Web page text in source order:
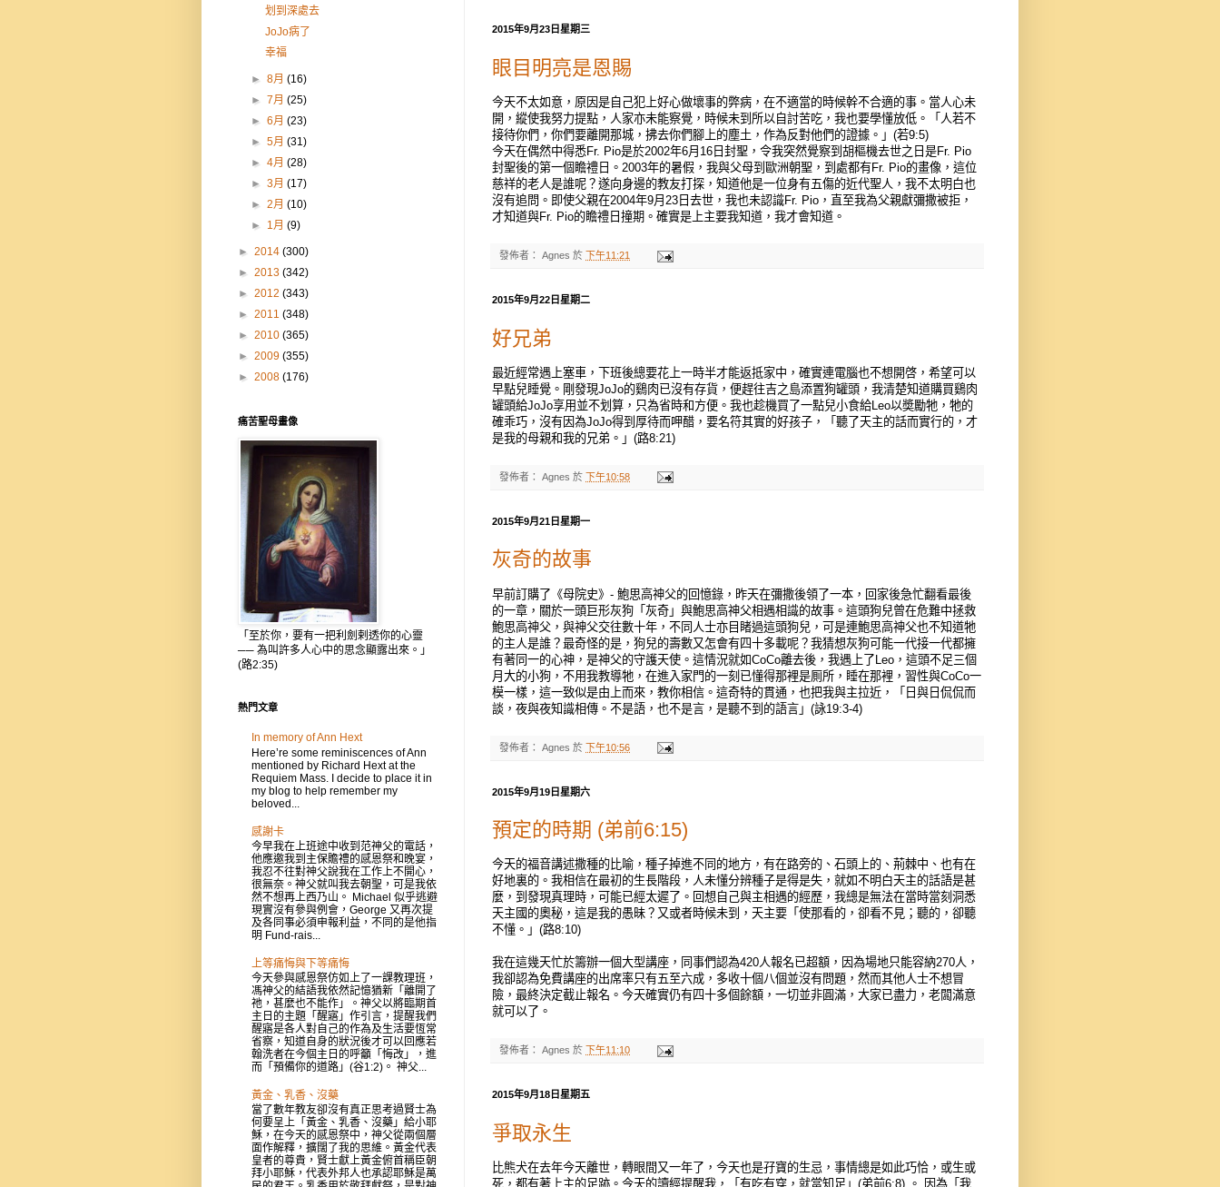
2015年9月23日星期三
眼目明亮是恩賜
今天不太如意，原因是自己犯上好心做壞事的弊病，在不適當的時候幹不合適的事。當人心未
開，縱使我努力提點，人家亦未能察覺，時候未到所以自討苦吃，我也要學懂放低。「人若不
接待你們，你們要離開那城，拂去你們腳上的塵土，作為反對他們的證據。」(若9:5)
今天在偶然中得悉Fr. Pio是於2002年6月16日封聖，令我突然覺察到胡樞機去世之日是Fr. Pio
封聖後的第一個瞻禮日。2003年的暑假，我與父母到歐洲朝聖，到處都有Fr. Pio的畫像，這位
慈祥的老人是誰呢？遂向身邊的教友打探，知道他是一位身有五傷的近代聖人，我不太明白也
沒有追問。即使父親在2004年9月23日去世，我也未認識Fr. Pio，直至我為父親獻彌撒被拒，
才知道與Fr. Pio的瞻禮日撞期。確實是上主要我知道，我才會知道。
發佈者： Agnes 於 下午11:21
2015年9月22日星期二
好兄弟
最近經常遇上塞車，下班後總要花上一時半才能返抵家中，確實連電腦也不想開啓，希望可以
早點兒睡覺。剛發現JoJo的鷄肉已沒有存貨，便趕往吉之島添置狗罐頭，我清楚知道購買鷄肉
罐頭給JoJo享用並不划算，只為省時和方便。我也趁機買了一點兒小食給Leo以奬勵牠，牠的
確乖巧，沒有因為JoJo得到厚待而呷醋，要名符其實的好孩子，「聽了天主的話而實行的，才
是我的母親和我的兄弟。」(路8:21)
發佈者： Agnes 於 下午10:58
2015年9月21日星期一
灰奇的故事
早前訂購了《母院史》- 鮑思高神父的回憶錄，昨天在彌撒後領了一本，回家後急忙翻看最後
的一章，關於一頭巨形灰狗「灰奇」與鮑思高神父相遇相識的故事。這頭狗兒曾在危難中拯救
鮑思高神父，與神父交往數十年，不同人士亦目睹過這頭狗兒，可是連鮑思高神父也不知道牠
的主人是誰？最奇怪的是，狗兒的壽數又怎會有四十多載呢？我猜想灰狗可能一代接一代都擁
有著同一的心神，是神父的守護天使。這情況就如CoCo離去後，我遇上了Leo，這頭不足三個
月大的小狗，不用我教導牠，在進入家門的一刻已懂得那裡是厠所，睡在那裡，習性與CoCo一
模一樣，這一致似是由上而來，教你相信。這奇特的貫通，也把我與主拉近，「日與日侃侃而
談，夜與夜知識相傳。不是語，也不是言，是聽不到的語言」(詠19:3-4)
發佈者： Agnes 於 下午10:56
2015年9月19日星期六
預定的時期 (弟前6:15)
今天的福音講述撒種的比喻，種子掉進不同的地方，有在路旁的、石頭上的、荊棘中、也有在
好地裏的。我相信在最初的生長階段，人未懂分辨種子是得是失，就如不明白天主的話語是甚
麼，到發現真理時，可能已經太遲了。回想自己與主相遇的經歷，我總是無法在當時當刻洞悉
天主國的奧秘，這是我的愚昧？又或者時候未到，天主要「使那看的，卻看不見；聽的，卻聽
不懂。」(路8:10)
我在這幾天忙於籌辦一個大型講座，同事們認為420人報名已超額，因為場地只能容納270人，
我卻認為免費講座的出席率只有五至六成，多收十個八個並沒有問題，然而其他人士不想冒
險，最終決定截止報名。今天確實仍有四十多個餘額，一切並非圓滿，大家已盡力，老闆滿意
就可以了。
發佈者： Agnes 於 下午11:10
2015年9月18日星期五
爭取永生
比熊犬在去年今天離世，轉眼間又一年了，今天也是孖寶的生忌，事情總是如此巧恰，或生或
死，都有著上主的足跡。今天的讀經提醒我，「有吃有穿，就當知足」(弟前6:8) 。 因為「我
划到深處去
JoJo病了
幸福
►8月(16)
►7月(25)
►6月(23)
►5月(31)
►4月(28)
►3月(17)
►2月(10)
► 1月(9)
► 2014 (300)
► 2013 (342)
► 2012 (343)
► 2011 (348)
► 2010 (365)
► 2009 (355)
► 2008 (176)
痛苦聖母畫像
「至於你，要有一把利劍剌透你的心靈
── 為叫許多人心中的思念顯露出來。」
(路2:35)
熱門文章
In memory of Ann Hext
Here’re some reminiscences of Ann
mentioned by Richard Hext at the
Requiem Mass. I decide to place it in
my blog to help remember my
beloved...
感謝卡
今早我在上班途中收到范神父的電話，
他應邀我到主保贍禮的感恩祭和晚宴，
我忍不往對神父說我在工作上不開心，
很無奈。神父就叫我去朝聖，可是我依
然不想再上西乃山。 Michael 似乎逃避
現實沒有參與例會，George 又再次提
及各同事必須申報利益，不同的是他指
明 Fund-rais...
上等痛悔與下等痛悔
今天參與感恩祭仿如上了一課教理班，
馮神父的結語我依然記憶猶新「離開了
祂，甚麼也不能作」。神父以將臨期首
主日的主題「醒寤」作引言，提醒我們
醒寤是各人對自己的作為及生活要恆常
省察，知道自身的狀況後才可以回應若
翰洗者在今個主日的呼籲「悔改」，進
而「預備你的道路」(谷1:2)。 神父...
黃金、乳香、沒藥
當了數年教友卻沒有真正思考過賢士為
何要呈上「黃金、乳香、沒藥」給小耶
穌，在今天的感恩祭中，神父從兩個層
面作解釋，擴闊了我的思維。黃金代表
皇者的尊貴，賢士獻上黃金俯首稱臣朝
拜小耶穌，代表外邦人也承認耶穌是萬